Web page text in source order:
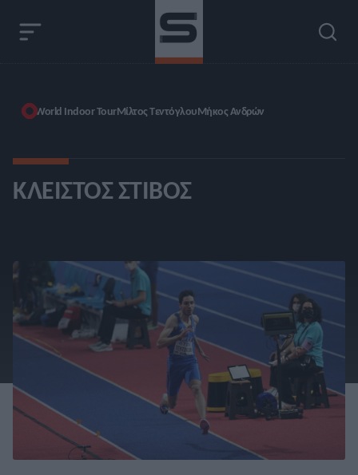
World Indoor TourΜίλτος ΤεντόγλουΜήκος Ανδρών
ΚΛΕΙΣΤΌΣ ΣΤΊΒΟΣ